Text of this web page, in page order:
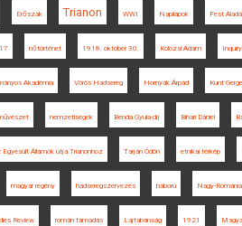
Erőszak Trianon WWI Napilapok Fest
nőtörténet 1918. október 30. Kolozsi Ádám Inquiry
Akadémia Vörös Hadsereg Hornyák Árpád Kunt
nemzetiségek Benda Gyula-díj Bihari Dániel
Egyesült Államok útja Trianonhoz Tarján Ödön etnikai térkép
magyar regény hadseregszervezés háború Nagy-Románia
Review román támadás Lajtabánság 1921